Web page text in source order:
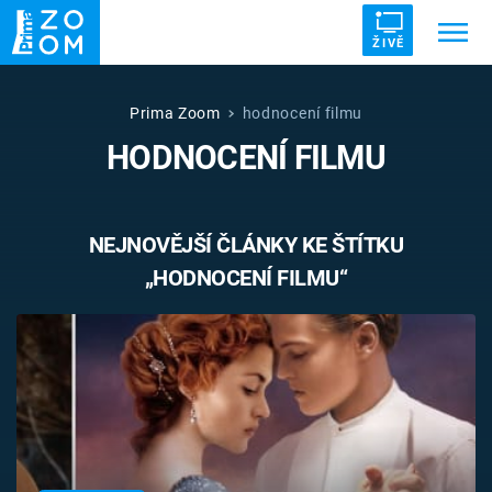
ŽIVĚ
ZRÁDCI UFO DRUHÁ SVĚTOVÁ VÁLKA
VETŘELCI DÁVNOVĚKU
Témata
Pořady
TV Program
Prima Zoom hodnocení filmu
HODNOCENÍ FILMU
NEJNOVĚJŠÍ ČLÁNKY KE ŠTÍTKU
„HODNOCENÍ FILMU“